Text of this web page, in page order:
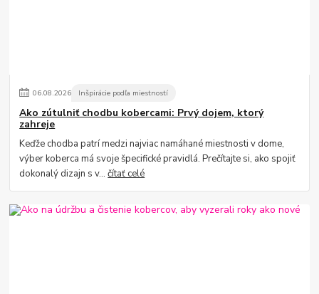
06.08.2026 Inšpirácie podľa miestností
Ako zútulniť chodbu kobercami: Prvý dojem, ktorý
zahreje
Keďže chodba patrí medzi najviac namáhané miestnosti v dome,
výber koberca má svoje špecifické pravidlá. Prečítajte si, ako spojiť
dokonalý dizajn s v...čítať celé